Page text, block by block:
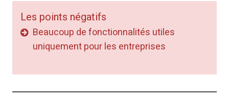
Les points négatifs
Beaucoup de fonctionnalités utiles
uniquement pour les entreprises